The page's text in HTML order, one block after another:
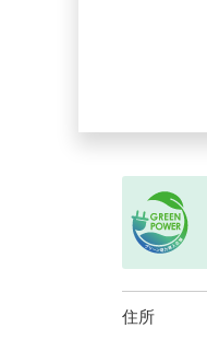
住所